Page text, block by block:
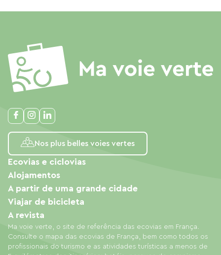
Nos plus belles voies vertes
Ma voie verte, o site de referência das ecovias em França.
Consulte o mapa das ecovias de França, bem como todos os
profissionais do turismo e as atividades turísticas a menos de
Ecovias e ciclovias
Alojamentos
A partir de uma grande cidade
Viajar de bicicleta
A revista